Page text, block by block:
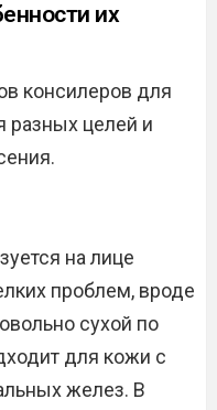
их
консилеров для
разных целей и
на лице
проблем, вроде
сухой по
для кожи с
желез. В